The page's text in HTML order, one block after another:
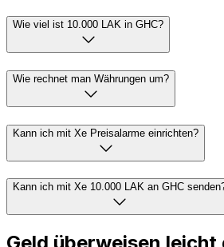
Wie viel ist 10.000 LAK in GHC?
Wie rechnet man Währungen um?
Kann ich mit Xe Preisalarme einrichten?
Kann ich mit Xe 10.000 LAK an GHC